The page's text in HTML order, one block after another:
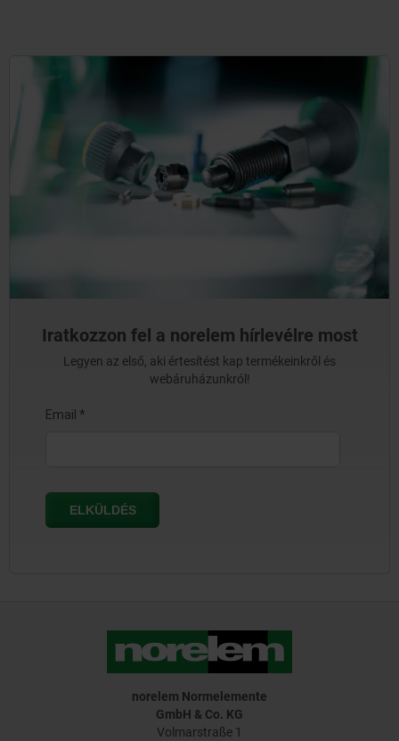
Iratkozzon fel a norelem hírlevélre most
Legyen az első, aki értesítést kap termékeinkről és
webáruházunkról!
norelem Normelemente
GmbH & Co. KG
Volmarstraße 1